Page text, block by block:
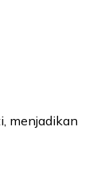
menjadikan